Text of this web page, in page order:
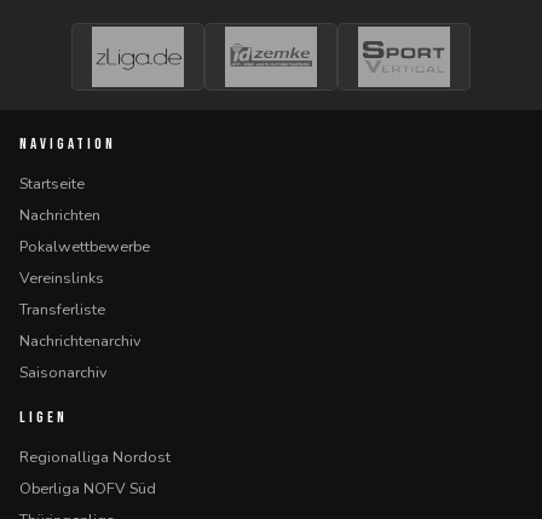
NAVIGATION
Startseite
Nachrichten
Pokalwettbewerbe
Vereinslinks
Transferliste
Nachrichtenarchiv
Saisonarchiv
LIGEN
Regionalliga Nordost
Oberliga NOFV Süd